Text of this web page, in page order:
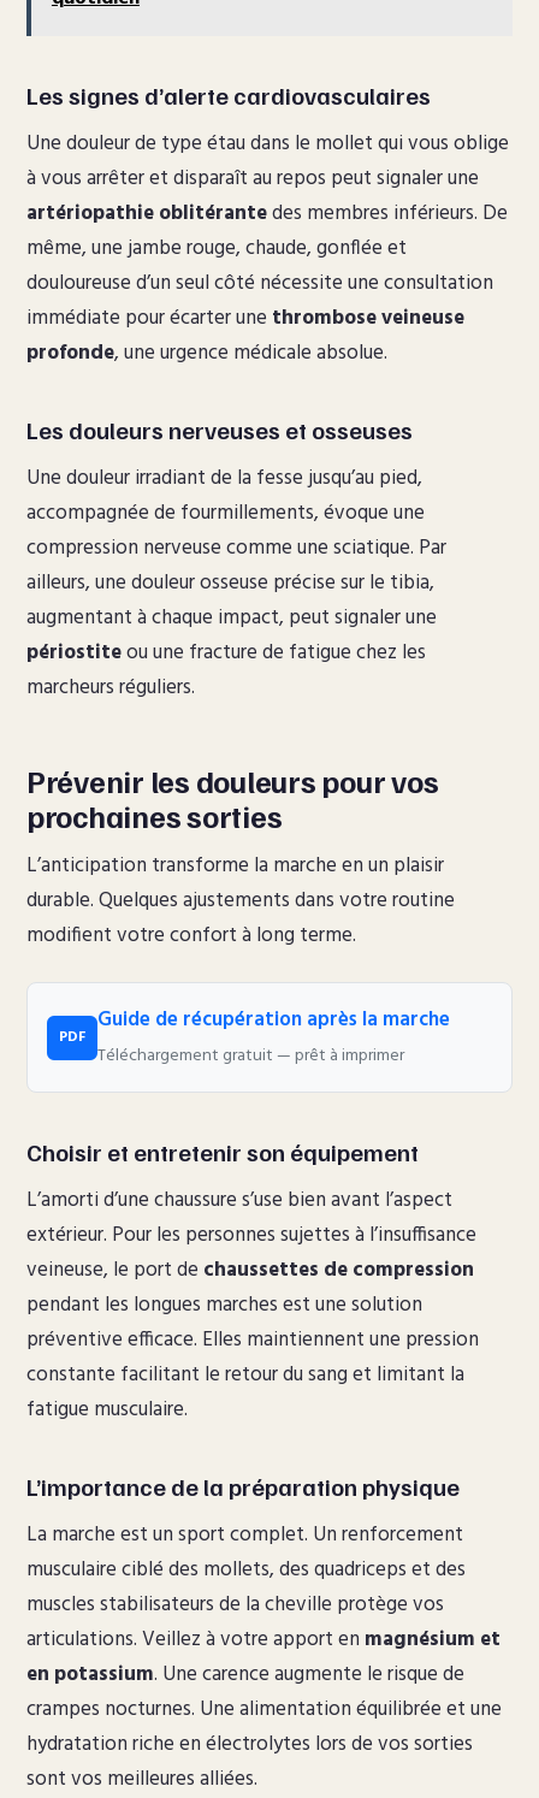
Les signes d’alerte cardiovasculaires
Une douleur de type étau dans le mollet qui vous oblige
à vous arrêter et disparaît au repos peut signaler une
artériopathie oblitérantedes membres inférieurs. De
même, une jambe rouge, chaude, gonflée et
douloureuse d’un seul côté nécessite une consultation
immédiate pour écarter une thrombose veineuse
profonde, une urgence médicale absolue.
Les douleurs nerveuses et osseuses
Une douleur irradiant de la fesse jusqu’au pied,
accompagnée de fourmillements, évoque une
compression nerveuse comme une sciatique. Par
ailleurs, une douleur osseuse précise sur le tibia,
augmentant à chaque impact, peut signaler une
périostiteou une fracture de fatigue chez les
marcheurs réguliers.
Prévenir les douleurs pour vos
prochaines sorties
L’anticipation transforme la marche en un plaisir
durable. Quelques ajustements dans votre routine
modifient votre confort à long terme.
PDF
Guide de récupération après la marche
Téléchargement gratuit — prêt à imprimer
Choisir et entretenir son équipement
L’amorti d’une chaussure s’use bien avant l’aspect
extérieur. Pour les personnes sujettes à l’insuffisance
veineuse, le port de chaussettes de compression
pendant les longues marches est une solution
préventive efficace. Elles maintiennent une pression
constante facilitant le retour du sang et limitant la
fatigue musculaire.
L’importance de la préparation physique
La marche est un sport complet. Un renforcement
musculaire ciblé des mollets, des quadriceps et des
muscles stabilisateurs de la cheville protège vos
articulations. Veillez à votre apport en magnésium et
en potassium. Une carence augmente le risque de
crampes nocturnes. Une alimentation équilibrée et une
hydratation riche en électrolytes lors de vos sorties
sont vos meilleures alliées.